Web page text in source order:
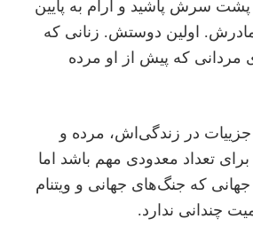
پشت سرش پاشید و آرام به پایین
اولین دوستش. زنانی که
که پیش از او مرده
جزییات در زندگی‌اش، مرده و
تعداد معدودی مهم باشد اما
که جنگ‌های جهانی و ویتنام
چندانی ندارد.